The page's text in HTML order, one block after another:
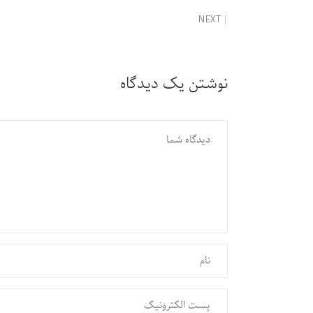
NEXT
نوشتن یک دیدگاه